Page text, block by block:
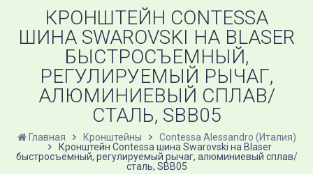
КРОНШТЕЙН CONTESSA
ШИНА SWAROVSKI НА BLASER
БЫСТРОСЪЕМНЫЙ,
РЕГУЛИРУЕМЫЙ РЫЧАГ,
АЛЮМИНИЕВЫЙ СПЛАВ/
СТАЛЬ, SBB05
Главная Кронштейны
Contessa Alessandro (Италия)
Кронштейн Contessa шина Swarovski на Blaser
быстросъемный, регулируемый рычаг, алюминиевый сплав/
сталь, SBB05